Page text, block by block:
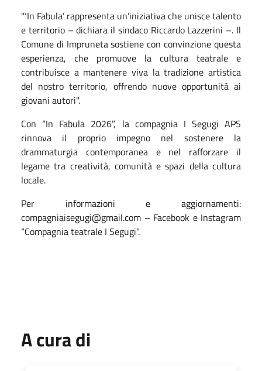
"‘In Fabula’ rappresenta un’iniziativa che unisce talento
e territorio – dichiara il sindaco Riccardo Lazzerini –. Il
Comune di Impruneta sostiene con convinzione questa
esperienza, che promuove la cultura teatrale e
contribuisce a mantenere viva la tradizione artistica
del nostro territorio, offrendo nuove opportunità ai
giovani autori".
Con “In Fabula 2026”, la compagnia I Segugi APS
rinnova il proprio impegno nel sostenere la
drammaturgia contemporanea e nel rafforzare il
legame tra creatività, comunità e spazi della cultura
locale.
Per informazioni e aggiornamenti:
compagniaisegugi@gmail.com – Facebook e Instagram
“Compagnia teatrale I Segugi”.
A cura di